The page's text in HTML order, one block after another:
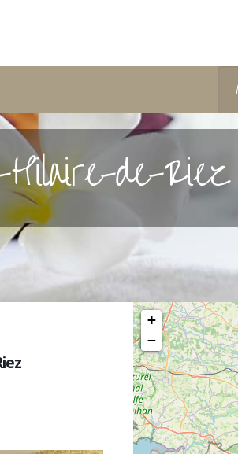
de-Riez
Please wait, map is
+
−